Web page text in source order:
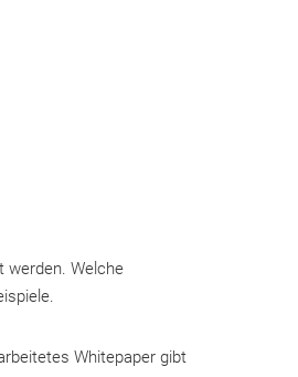
werden. Welche
Whitepaper gibt